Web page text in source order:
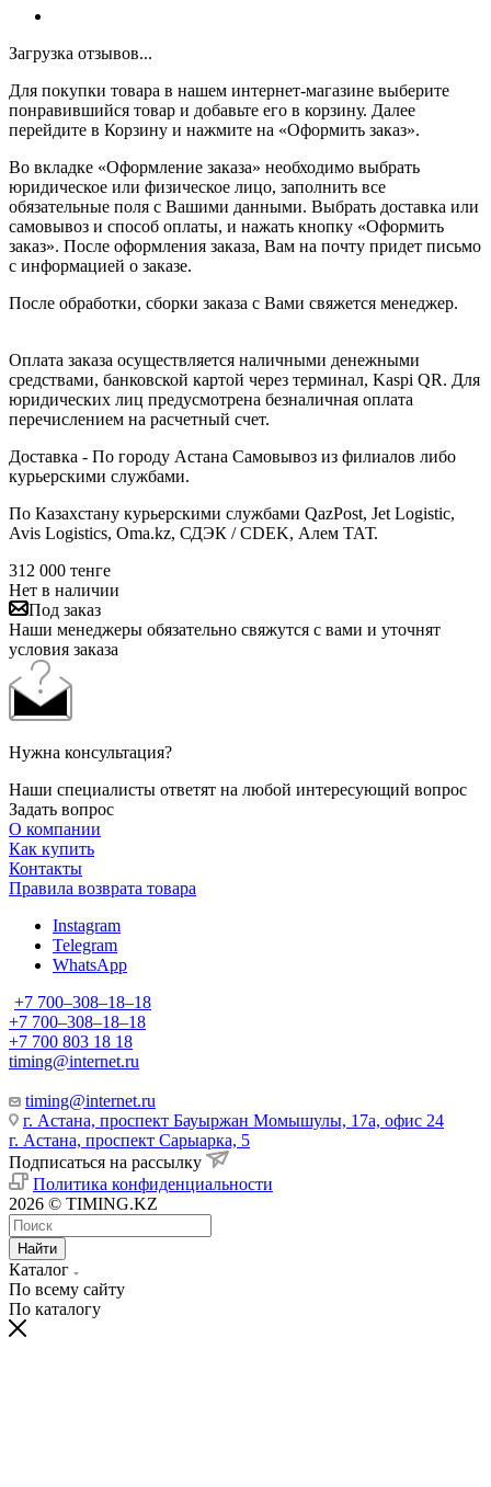
Загрузка отзывов...
Для покупки товара в нашем интернет-магазине выберите
понравившийся товар и добавьте его в корзину. Далее
перейдите в Корзину и нажмите на «Оформить заказ».
Во вкладке «Оформление заказа» необходимо выбрать
юридическое или физическое лицо, заполнить все
обязательные поля с Вашими данными. Выбрать доставка или
самовывоз и способ оплаты, и нажать кнопку «Оформить
заказ». После оформления заказа, Вам на почту придет письмо
с информацией о заказе.
После обработки, сборки заказа с Вами свяжется менеджер.
Оплата заказа осуществляется наличными денежными
средствами, банковской картой через терминал, Kaspi QR. Для
юридических лиц предусмотрена безналичная оплата
перечислением на расчетный счет.
Доставка - По городу Астана Самовывоз из филиалов либо
курьерскими службами.
По Казахстану курьерскими службами QazPost, Jet Logistic,
Avis Logistics, Oma.kz, СДЭК / CDEK, Алем ТАТ.
312 000 тенге
Нет в наличии
Под заказ
Наши менеджеры обязательно свяжутся с вами и уточнят
условия заказа
Нужна консультация?
Наши специалисты ответят на любой интересующий вопрос
Задать вопрос
О компании
Как купить
Контакты
Правила возврата товара
Instagram
Telegram
WhatsApp
+7 700‒308‒18‒18
+7 700‒308‒18‒18
+7 700 803 18 18
timing@internet.ru
timing@internet.ru
г. Астана, проспект Бауыржан Момышулы, 17а, офис 24
г. Астана, проспект Сарыарка, 5
Подписаться на рассылку
Политика конфиденциальности
2026 © TIMING.KZ
Найти
Каталог
По всему сайту
По каталогу